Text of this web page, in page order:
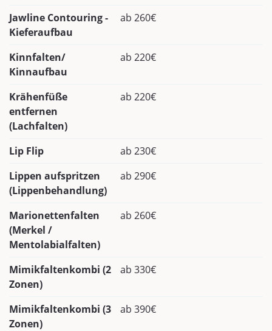
Jawline Contouring -
Kieferaufbau
ab 260€
Kinnfalten/
Kinnaufbau
ab 220€
Krähenfüße
entfernen
(Lachfalten)
ab 220€
Lip Flip
ab 230€
Lippen aufspritzen
(Lippenbehandlung)
ab 290€
Marionettenfalten
(Merkel /
Mentolabialfalten)
ab 260€
Mimikfaltenkombi (2
Zonen)
ab 330€
Mimikfaltenkombi (3
Zonen)
ab 390€